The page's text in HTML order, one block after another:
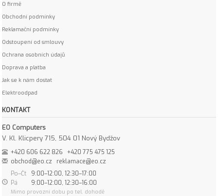
O firmě
Obchodní podmínky
Reklamační podmínky
Odstoupení od smlouvy
Ochrana osobních údajů
Doprava a platba
Jak se k nám dostat
Elektroodpad
KONTAKT
EO Computers
V. Kl. Klicpery 715, 504 01 Nový Bydžov
+420 606 622 826
+420 775 475 125
obchod@eo.cz
reklamace@eo.cz
Po–Čt
9:00–12:00, 12:30–17:00
Pá
9:00–12:00, 12:30–16:00
Mimo provozní dobu po tel. dohodě